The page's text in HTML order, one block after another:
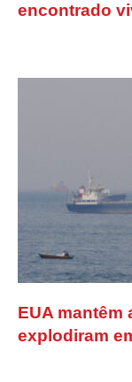
encontrado
EUA mantêm
explodiram